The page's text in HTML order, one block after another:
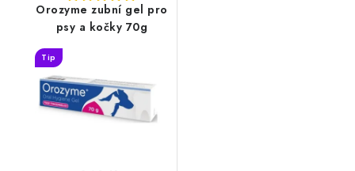
Orozyme zubní gel pro
psy a kočky 70g
Tip